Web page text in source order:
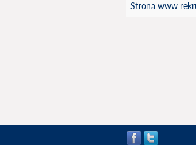
Strona www